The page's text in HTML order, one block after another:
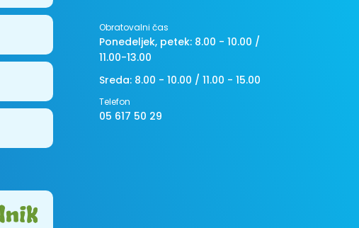
Obratovalni čas
Ponedeljek, petek: 8.00 - 10.00 /
11.00-13.00
Sreda: 8.00 - 10.00 / 11.00 - 15.00
Telefon
05 617 50 29